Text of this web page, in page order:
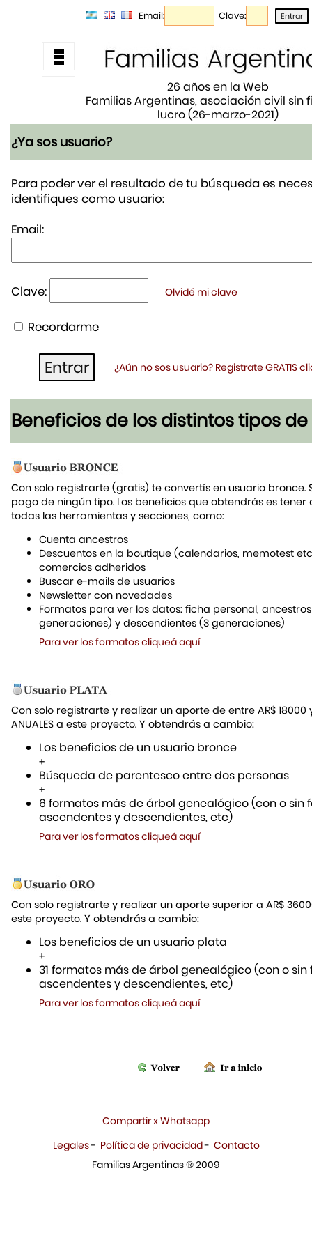
Email: Clave:
26 años en la Web
Familias Argentinas, asociación civil sin
lucro (26-marzo-2021)
¿Ya sos usuario?
Para poder ver el resultado de tu búsqueda es
identifiques como usuario:
Email:
Clave: Olvidé mi clave
Recordarme
¿Aún no sos usuario? Registrate GRATIS
Beneficios de los distintos tipos de
Con solo registrarte (gratis) te convertís en usuario bronce.
pago de ningún tipo. Los beneficios que obtendrás es tener
todas las herramientas y secciones, como:
Cuenta ancestros
Descuentos en la boutique (calendarios, memotest
comercios adheridos
Buscar e-mails de usuarios
Newsletter con novedades
Formatos para ver los datos: ficha personal,
generaciones) y descendientes (3 generaciones)
Para ver los formatos cliqueá aquí
Con solo registrarte y realizar un aporte de entre AR$ 18000
ANUALES a este proyecto. Y obtendrás a cambio:
Los beneficios de un usuario bronce
+
Búsqueda de parentesco entre dos personas
+
6 formatos más de árbol genealógico (con o sin
ascendentes y descendientes, etc)
Para ver los formatos cliqueá aquí
Con solo registrarte y realizar un aporte superior a AR$
este proyecto. Y obtendrás a cambio:
Los beneficios de un usuario plata
+
31 formatos más de árbol genealógico (con o sin
ascendentes y descendientes, etc)
Para ver los formatos cliqueá aquí
Compartir x Whatsapp
Legales- Política de privacidad- Contacto
Familias Argentinas ® 2009